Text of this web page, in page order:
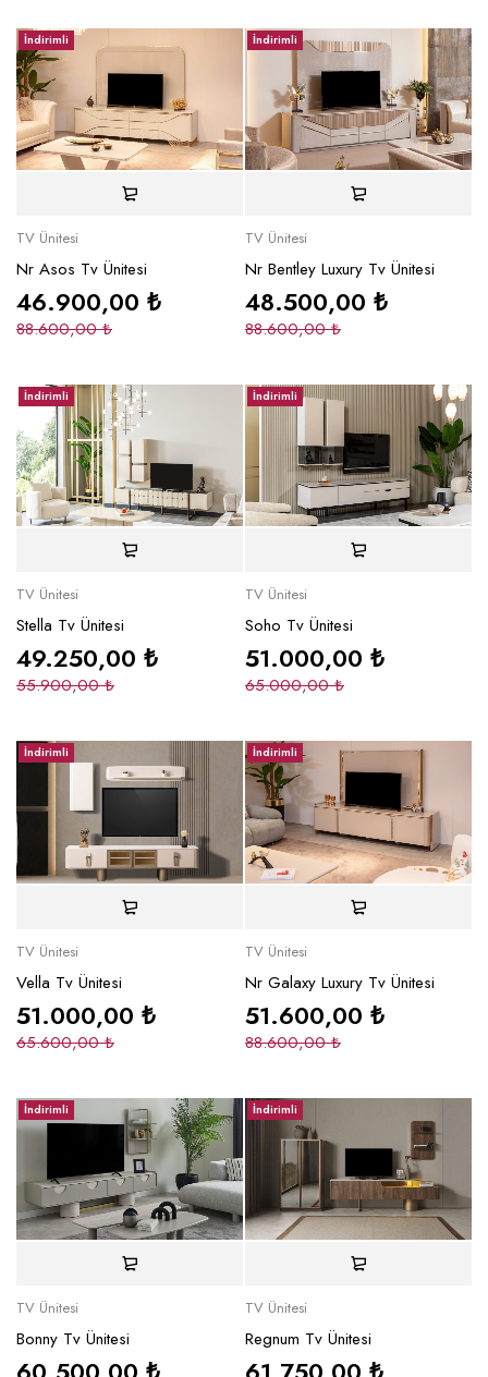
İndirimli
TV Ünitesi
Nr Asos Tv Ünitesi
88.600,00₺
46.900,00 ₺
İndirimli
TV Ünitesi
Nr Bentley Luxury Tv Ünitesi
88.600,00₺
48.500,00 ₺
İndirimli
TV Ünitesi
Stella Tv Ünitesi
55.900,00₺
49.250,00 ₺
İndirimli
TV Ünitesi
Soho Tv Ünitesi
65.000,00₺
51.000,00 ₺
İndirimli
TV Ünitesi
Vella Tv Ünitesi
65.600,00₺
51.000,00 ₺
İndirimli
TV Ünitesi
Nr Galaxy Luxury Tv Ünitesi
88.600,00₺
51.600,00 ₺
İndirimli
TV Ünitesi
Bonny Tv Ünitesi
İndirimli
TV Ünitesi
Regnum Tv Ünitesi